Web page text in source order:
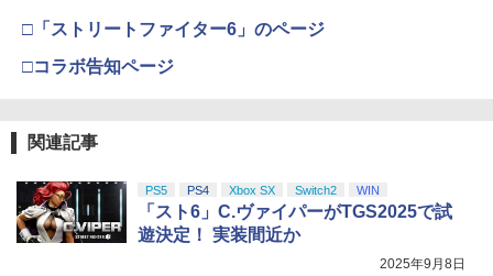
□「ストリートファイター6」のページ
□コラボ告知ページ
関連記事
PS5 PS4 Xbox SX Switch2 WIN
「スト6」C.ヴァイパーがTGS2025で試
遊決定！ 実装間近か
2025年9月8日